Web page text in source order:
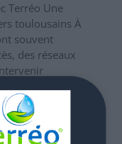
Terréo Une
toulousains À
souvent
des réseaux